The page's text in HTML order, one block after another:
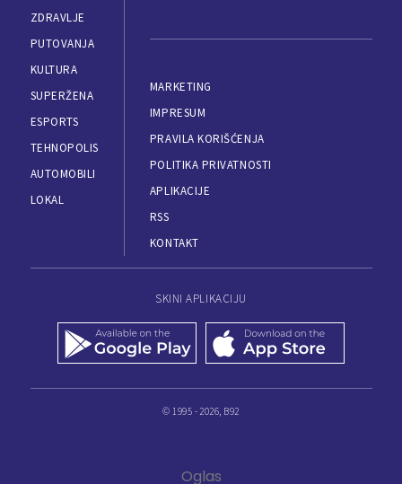
ZDRAVLJE
PUTOVANJA
KULTURA
SUPERŽENA
ESPORTS
TEHNOPOLIS
AUTOMOBILI
LOKAL
MARKETING
IMPRESUM
PRAVILA KORIŠĆENJA
POLITIKA PRIVATNOSTI
APLIKACIJE
RSS
KONTAKT
SKINI APLIKACIJU
© 1995 - 2026, B92